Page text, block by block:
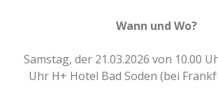
Wann und Wo?
Samstag, der 21.03.2026 von 10.00
Uhr H+ Hotel Bad Soden (bei